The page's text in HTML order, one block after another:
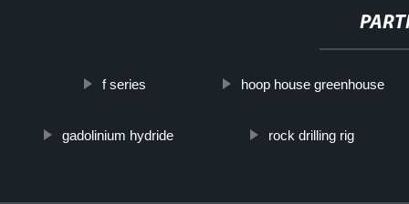
f series hoop house greenhouse
gadolinium hydride rock drilling rig